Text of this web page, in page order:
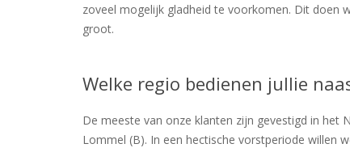
zoveel mogelijk gladheid te voorkomen. Dit doen
groot.
Welke regio bedienen jullie
De meeste van onze klanten zijn gevestigd in het
Lommel (B). In een hectische vorstperiode willen